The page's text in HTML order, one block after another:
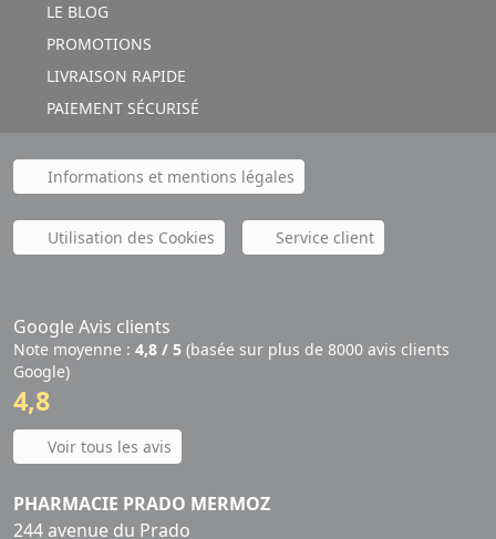
LE BLOG
PROMOTIONS
LIVRAISON RAPIDE
PAIEMENT SÉCURISÉ
Informations et mentions légales
Utilisation des Cookies Service client
Google Avis clients
Note moyenne : 4,8 / 5 (basée sur plus de 8000 avis clients
Google)
4,8
Voir tous les avis
PHARMACIE PRADO MERMOZ
244 avenue du Prado